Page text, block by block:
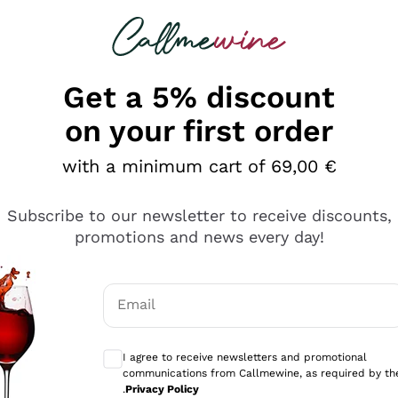
looking for
è male ma secondo me ci sono alternative che
Get a 5% discount
on your first order
with a minimum cart of 69,00 €
Subscribe to our newsletter to receive discounts,
promotions and news every day!
Email
I agree to receive newsletters and promotional
communications from Callmewine, as required by
.Privacy Policy